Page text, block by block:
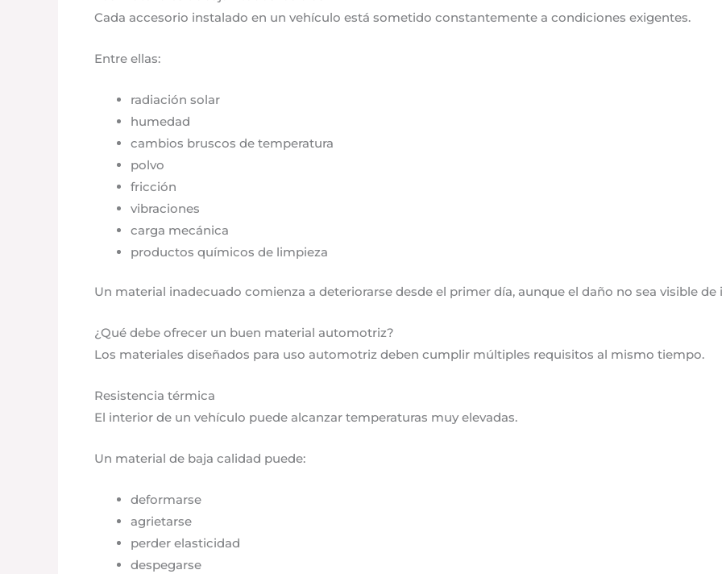
Cada accesorio instalado en un vehículo está sometido constantemente a condiciones exigentes.
Entre ellas:
radiación solar
humedad
cambios bruscos de temperatura
polvo
fricción
vibraciones
carga mecánica
productos químicos de limpieza
Un material inadecuado comienza a deteriorarse desde el primer día, aunque el daño no sea visible de
¿Qué debe ofrecer un buen material automotriz?
Los materiales diseñados para uso automotriz deben cumplir múltiples requisitos al mismo tiempo.
Resistencia térmica
El interior de un vehículo puede alcanzar temperaturas muy elevadas.
Un material de baja calidad puede:
deformarse
agrietarse
perder elasticidad
despegarse